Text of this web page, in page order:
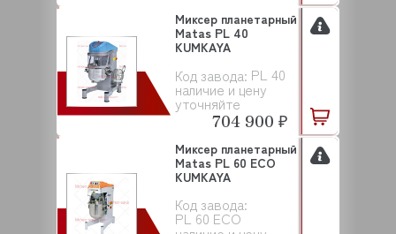
Код завода: PL 40
наличие и цену
уточняйте
Миксер планетарный
Matas PL 40
KUMKAYA
704 900 ₽
Код завода:
PL 60 ECO
Миксер планетарный
Matas PL 60 ECO
KUMKAYA